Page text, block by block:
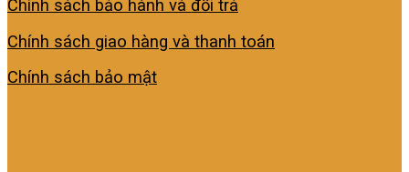
Chính sách bảo hành và đổi trả
Chính sách giao hàng và thanh toán
Chính sách bảo mật